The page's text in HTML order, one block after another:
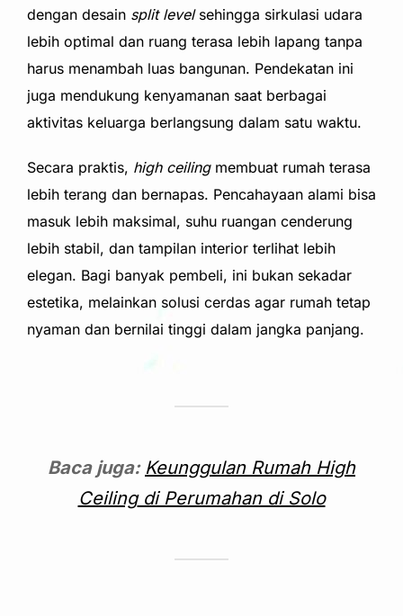
dengan desain split levelsehingga sirkulasi udara
lebih optimal dan ruang terasa lebih lapang tanpa
harus menambah luas bangunan. Pendekatan ini
juga mendukung kenyamanan saat berbagai
aktivitas keluarga berlangsung dalam satu waktu.
Secara praktis, high ceilingmembuat rumah terasa
lebih terang dan bernapas. Pencahayaan alami bisa
masuk lebih maksimal, suhu ruangan cenderung
lebih stabil, dan tampilan interior terlihat lebih
elegan. Bagi banyak pembeli, ini bukan sekadar
estetika, melainkan solusi cerdas agar rumah tetap
nyaman dan bernilai tinggi dalam jangka panjang.
Baca juga: Keunggulan Rumah High
Ceilingdi Perumahan di Solo